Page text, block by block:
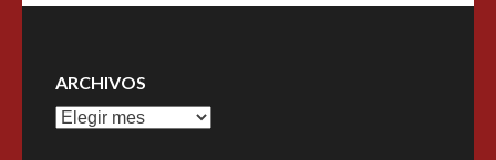
ARCHIVOS